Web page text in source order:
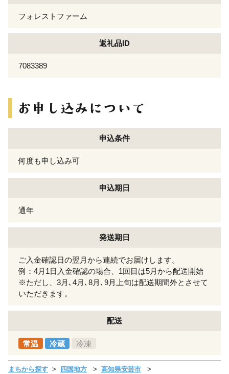
フォレストファーム
返礼品ID
7083389
申込条件
何度も申し込み可
申込期日
通年
発送期日
ご入金確認日の翌月から連続でお届けします。
例：4月1日入金確認の場合、1回目は5月から配送開始
※ただし、3月､4月､8月､9月上旬は配送期間外とさせて
いただきます。
配送
常温 冷蔵 冷凍
まちから探す 四国地方
高知県安芸市